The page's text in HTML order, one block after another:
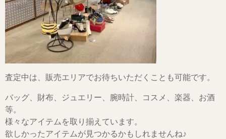
査定中は、販売エリアでお待ちいただくことも可能です。
バッグ、財布、ジュエリー、腕時計、コスメ、楽器、お酒
等。
様々なアイテムを取り揃えています。
欲しかったアイテムが見つかるかもしれませんね♪